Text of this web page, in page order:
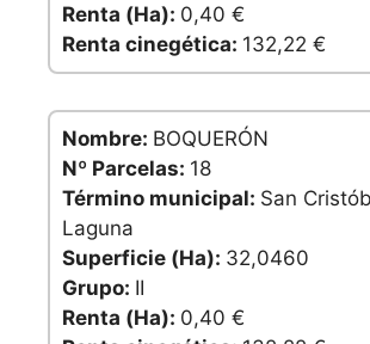
Renta (Ha): 0,40 €
Renta cinegética: 132,22 €
Nombre: BOQUERÓN
Nº Parcelas: 18
Término municipal: San
Laguna
Superficie (Ha): 32,0460
Grupo: II
Renta (Ha): 0,40 €